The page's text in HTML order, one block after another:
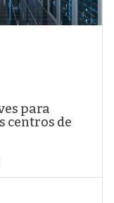
para
centros de